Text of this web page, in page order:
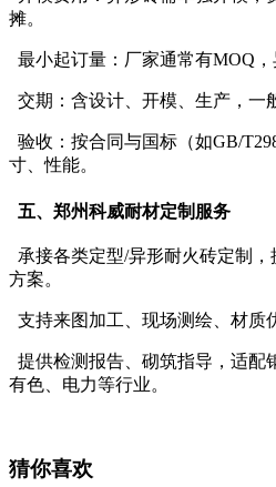
摊。
最小起订量：厂家通常有MOQ，
交期：含设计、开模、生产，一
验收：按合同与国标（如GB/
寸、性能。
五、郑州科威耐材定制服务
承接各类定型/异形耐火砖定制
方案。
支持来图加工、现场测绘、材质
提供检测报告、砌筑指导，适配
有色、电力等行业。
猜你喜欢